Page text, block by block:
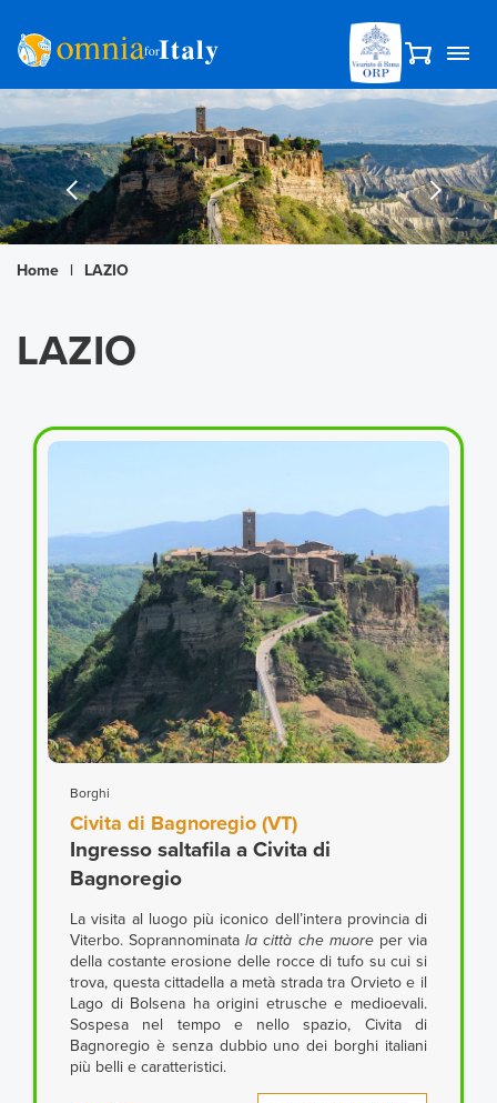
Home | LAZIO
LAZIO
Borghi
Civita di Bagnoregio (VT)
Ingresso saltafila a Civita di
Bagnoregio
La visita al luogo più iconico dell’intera provincia di
Viterbo. Soprannominatala città che muoreper via
della costante erosione delle rocce di tufo su cui si
trova, questa cittadella a metà strada tra Orvieto e il
Lago di Bolsena ha origini etrusche e medioevali.
Sospesa nel tempo e nello spazio, Civita di
Bagnoregio è senza dubbio uno dei borghi italiani
più belli e caratteristici.